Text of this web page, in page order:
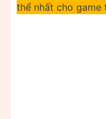
thể nhất cho game